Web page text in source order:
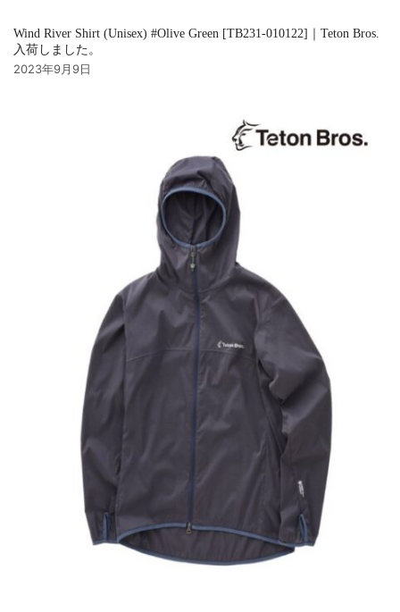
Wind River Shirt (Unisex) #Olive Green [TB231-010122]｜Teton Bros.
入荷しました。
2023年9月9日